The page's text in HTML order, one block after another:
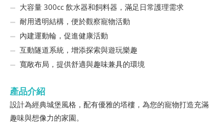
大容量 300cc 飲水器和飼料器，滿足日常護理需求
耐用透明結構，便於觀察寵物活動
內建運動輪，促進健康活動
互動隧道系統，增添探索與遊玩樂趣
寬敞布局，提供舒適與趣味兼具的環境
產品介紹
設計為經典城堡風格，配有優雅的塔樓，為您的寵物打造充滿
趣味與想像力的家園。